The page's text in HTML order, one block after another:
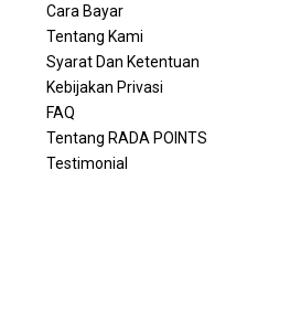
Cara Bayar
Tentang Kami
Syarat Dan Ketentuan
Kebijakan Privasi
FAQ
Tentang RADA POINTS
Testimonial